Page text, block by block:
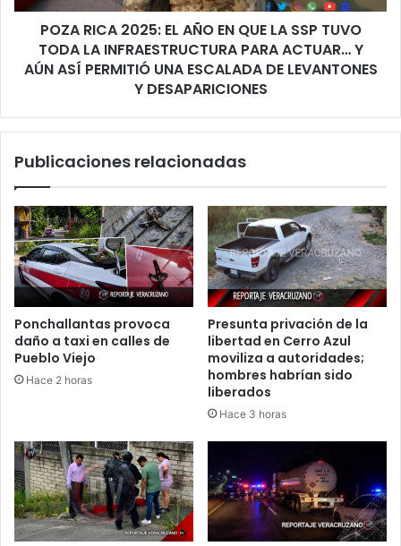
SSP
TUVO
TODA
LA
ACTUAR…
AÚN
UNA
ESCALADA
DE
LEVANTONES
Y
DESAPARICIONES
POZA RICA 2025: EL AÑO EN QUE LA SSP TUVO
TODA LA INFRAESTRUCTURA PARA ACTUAR… Y
AÚN ASÍ PERMITIÓ UNA ESCALADA DE LEVANTONES
Y DESAPARICIONES
Publicaciones relacionadas
Ponchallantas provoca
daño a taxi en calles de
Pueblo Viejo
Hace 2 horas
Presunta privación de la
libertad en Cerro Azul
moviliza a autoridades;
hombres habrían sido
liberados
Hace 3 horas